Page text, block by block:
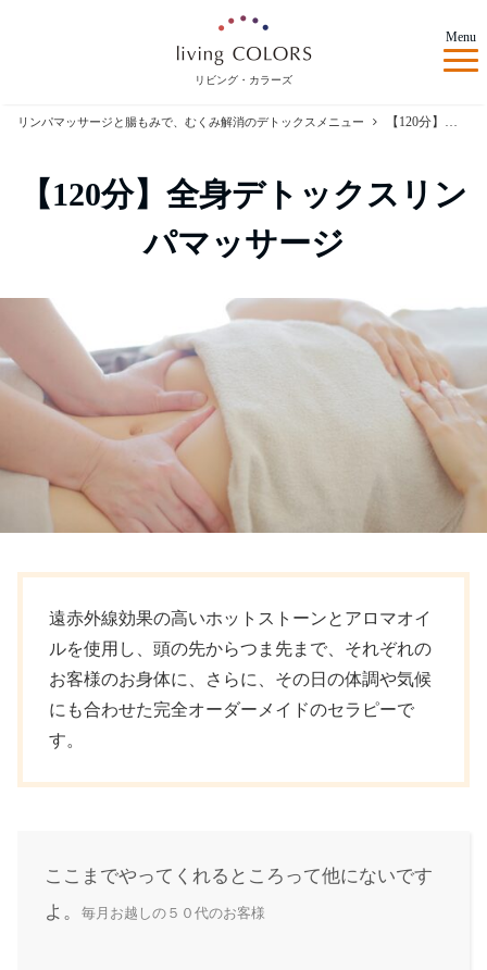
リビング・カラーズ
Menu
リンパマッサージと腸もみで、むくみ解消のデトックスメニュー 【120分】全身デトックスリンパマッサージ
【120分】全身デトックスリン
パマッサージ
遠赤外線効果の高いホットストーンとアロマオイ
ルを使用し、頭の先からつま先まで、それぞれの
お客様のお身体に、さらに、その日の体調や気候
にも合わせた完全オーダーメイドのセラピーで
す。
ここまでやってくれるところって他にないです
よ。毎月お越しの５０代のお客様